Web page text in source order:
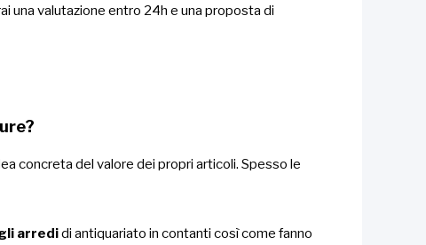
una valutazione entro 24h e una proposta di
concreta del valore dei propri articoli. Spesso le
arredidi antiquariato in contanti così come fanno